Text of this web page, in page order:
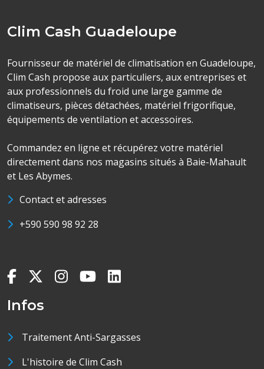
Clim Cash Guadeloupe
Fournisseur de matériel de climatisation en Guadeloupe,
Clim Cash propose aux particuliers, aux entreprises et
aux professionnels du froid une large gamme de
climatiseurs, pièces détachées, matériel frigorifique,
équipements de ventilation et accessoires.
Commandez en ligne et récupérez votre matériel
directement dans nos magasins situés à Baie-Mahault
et Les Abymes.
Contact et adresses
+590 590 98 92 28
Infos
Traitement Anti-Sargasses
L'histoire de Clim Cash